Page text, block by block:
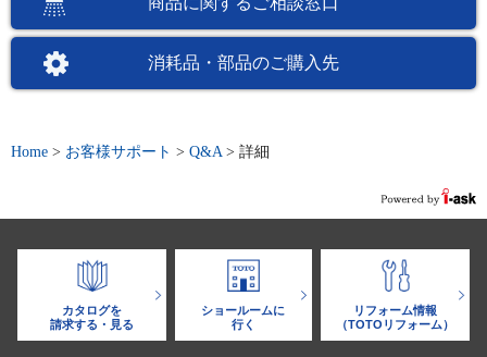
消耗品・部品のご購入先
Home > お客様サポート > Q&A > 詳細
カタログを
請求する・見る
ショールームに
行く
リフォーム情報
（TOTOリフォーム）